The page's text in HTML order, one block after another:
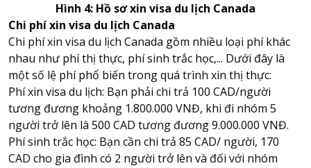
Hình 4: Hồ sơ xin visa du lịch Canada
Chi phí xin visa du lịch Canada
Chi phí xin visa du lịch Canada gồm nhiều loại phí khác
nhau như phí thị thực, phí sinh trắc học,... Dưới đây là
một số lệ phí phổ biến trong quá trình xin thị thực:
Phí xin visa du lịch: Bạn phải chi trả 100 CAD/người
tương đương khoảng 1.800.000 VNĐ, khi đi nhóm 5
người trở lên là 500 CAD tương đương 9.000.000 VNĐ.
Phí sinh trắc học: Bạn cần chi trả 85 CAD/ người, 170
CAD cho gia đình có 2 người trở lên và đối với nhóm